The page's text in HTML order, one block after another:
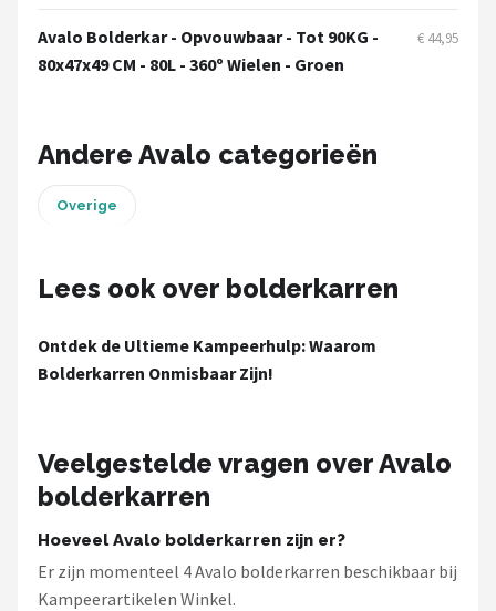
Gimeg
Alle merken →
Avalo Bolderkar - Opvouwbaar - Tot 90KG -
80x47x49 CM - 80L - 360º Wielen - Groen
€ 44,95
Andere Avalo categorieën
Overige
Lees ook over bolderkarren
Ontdek de Ultieme Kampeerhulp: Waarom
Bolderkarren Onmisbaar Zijn!
Veelgestelde vragen over Avalo
bolderkarren
Hoeveel Avalo bolderkarren zijn er?
Er zijn momenteel 4 Avalo bolderkarren beschikbaar bij
Kampeerartikelen Winkel.